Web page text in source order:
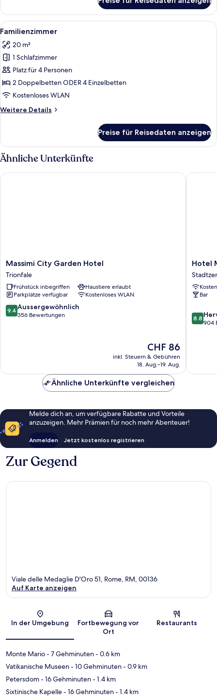
Doppelzimmer,
Doppelbett
Alle
Fotos
für
Familienzimmer
anzeigen
Ein Hotelzimmer mit einem Bett,
4
Familienzimmer
20 m²
1 Schlafzimmer
Platz für 4 Personen
2 Doppelbetten ODER 4 Einzelbetten
Kostenloses WLAN
Weitere Details
Weitere
Preise für Reisedaten anzeigen
Ähnliche Unterkünfte
Massimi
City
Garden
Hotel
Trionfale
Massimi City Garden Hotel
Trionfale
Frühstück inbegriffen
Haustiere erlaubt
Parkplätze verfügbar
Kostenloses WLAN
9.4
von
9.4 Aussergewöhnlich
356 Bewertungen
Der
Preis
beträgt
CHF 86
inkl. Steuern & Gebühren
18. Aug.–19. Aug.
Massimi City Garden Hotel
Hotel
von
Rom
Hotel
Bar
8.8
von
8.8
904
Hotel
Ähnliche Unterkünfte vergleichen
Melde dich an, um verfügbare Rabatte und Vorteile
anzuzeigen. Mehr Prämien für noch mehr Abenteuer!
Anmelden Jetzt kostenlos registrieren
Zur Gegend
Karte
Viale delle Medaglie D'Oro 51, Rome, RM, 00136
Auf Karte anzeigen
In der Umgebung
Fortbewegung vor
Ort
Restaurants
Monte Mario- 7 Gehminuten- 0.6 km
Vatikanische Museen- 10 Gehminuten- 0.9 km
Petersdom- 16 Gehminuten- 1.4 km
Sixtinische Kapelle- 16 Gehminuten- 1.4 km